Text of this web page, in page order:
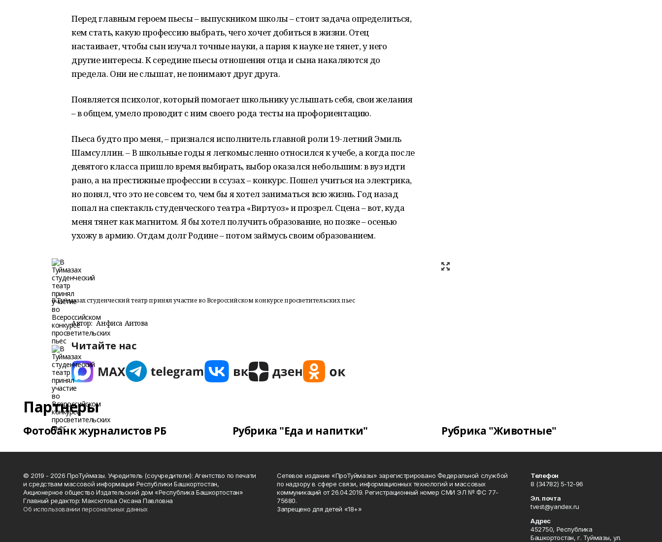
Перед главным героем пьесы – выпускником школы – стоит задача определиться,
кем стать, какую профессию выбрать, чего хочет добиться в жизни. Отец
настаивает, чтобы сын изучал точные науки, а парня к науке не тянет, у него
другие интересы. К середине пьесы отношения отца и сына накаляются до
предела. Они не слышат, не понимают друг друга.
Появляется психолог, который помогает школьнику услышать себя, свои желания
– в общем, умело проводит с ним своего рода тесты на профориентацию.
Пьеса будто про меня, – признался исполнитель главной роли 19-летний Эмиль
Шамсуллин. – В школьные годы я легкомысленно относился к учебе, а когда после
девятого класса пришло время выбирать, выбор оказался небольшим: в вуз идти
рано, а на престижные профессии в ссузах – конкурс. Пошел учиться на электрика,
но понял, что это не совсем то, чем бы я хотел заниматься всю жизнь. Год назад
попал на спектакль студенческого театра «Виртуоз» и прозрел. Сцена – вот, куда
меня тянет как магнитом. Я бы хотел получить образование, но позже – осенью
ухожу в армию. Отдам долг Родине – потом займусь своим образованием.
В Туймазах студенческий театр принял участие во Всероссийском конкурсе просветительских пьес
Автор: Анфиса Аитова
Читайте нас
Партнеры
Фотобанк журналистов РБ Рубрика "Еда и напитки" Рубрика "Животные"
© 2019 - 2026 ПроТуймазы. Учредитель (соучредители): Агентство по печати
и средствам массовой информации Республики Башкортостан,
Акционерное общество Издательский дом «Республика Башкортостан»
Главный редактор: Максютова Оксана Павловна
Об использовании персональных данных
Сетевое издание «ПроТуймазы» зарегистрировано Федеральной службой
по надзору в сфере связи, информационных технологий и массовых
коммуникаций от 26.04.2019. Регистрационный номер СМИ ЭЛ № ФС 77-
75680.
Запрещено для детей «18+»
Телефон
8 (34782) 5-12-96
Эл. почта
tvest@yandex.ru
Адрес
452750, Республика
Башкортостан, г. Туймазы, ул.